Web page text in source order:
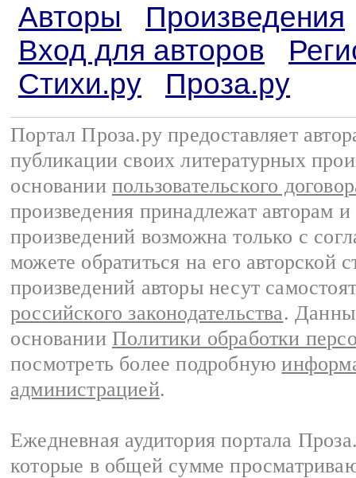
Авторы
Произведения
Вход для авторов
Стихи.ру
Проза.ру
Портал Проза.ру предоставляет
публикации своих литературных
основании пользовательского
произведения принадлежат авторам
произведений возможна только с
можете обратиться на его авторской
произведений авторы несут
российского законодательства.
основании Политики обработки
посмотреть более подробную
администрацией.
Ежедневная аудитория портала
которые в общей сумме